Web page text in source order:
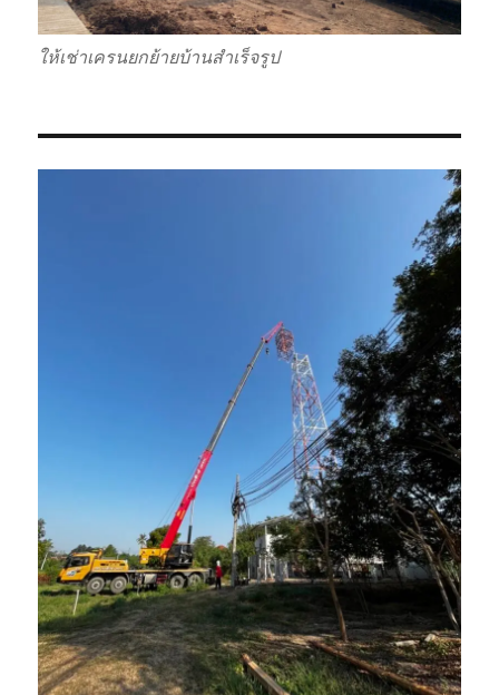
ให้เช่าเครนยกย้ายบ้านสำเร็จรูป